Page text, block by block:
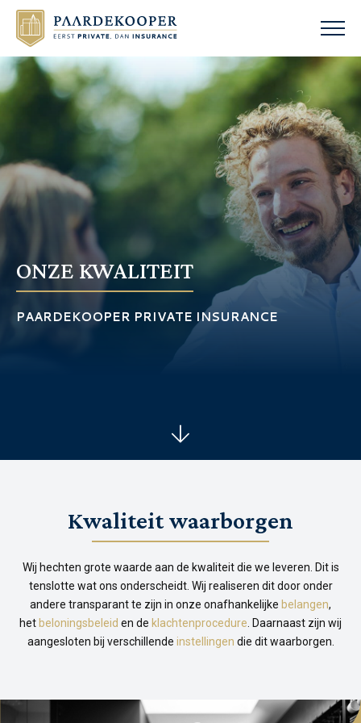
ONZE KWALITEIT
PAARDEKOOPER PRIVATE INSURANCE
Kwaliteit waarborgen
Wij hechten grote waarde aan de kwaliteit die we leveren. Dit is
tenslotte wat ons onderscheidt. Wij realiseren dit door onder
andere transparant te zijn in onze onafhankelijke belangen,
het beloningsbeleid en de klachtenprocedure . Daarnaast zijn wij
aangesloten bij verschillende instellingen die dit waarborgen.